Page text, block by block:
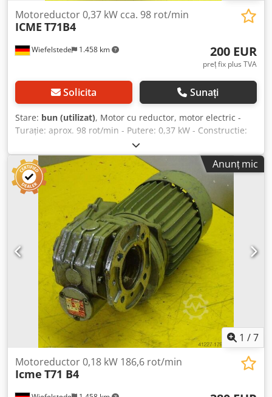
Wiefelstede 1.458 km
Motoreductor 0,37 kW cca. 98 rot/min
ICME T71B4
200 EUR
preț fix plus TVA
Solicita Sunați
Stare: bun (utilizat), Motor cu reductor, motor electric -
Turație: aprox. 98 rot/min - Putere: 0,37 kW - Constructie:
tip B5, unghiular - Diametrul arborelui gol: Ø 15 mm
Chsdpfob A R Npex Ah Tsa - Clasa de protecție: IP 54 -
Greutate: 10 kg
Anunț mic
1 /7
Motoreductor 0,18 kW 186,6 rot/min
Icme T71 B4